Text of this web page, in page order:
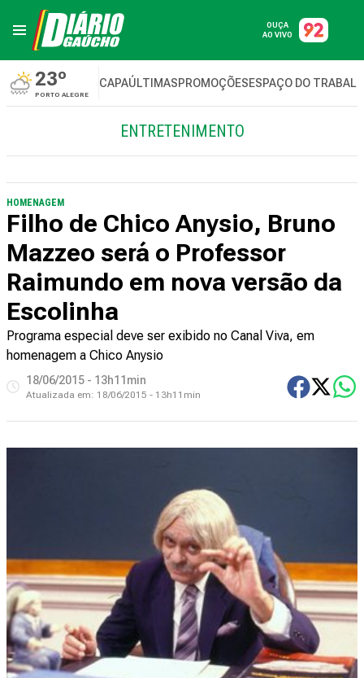
OUÇA
AO VIVO
23º
PORTO ALEGRE
CAPAÚLTIMASPROMOÇÕESESPAÇO DO
ENTRETENIMENTO
HOMENAGEM
Filho de Chico Anysio, Bruno
Mazzeo será o Professor
Raimundo em nova versão da
Escolinha
Programa especial deve ser exibido no Canal Viva, em
homenagem a Chico Anysio
18/06/2015 - 13h11min
Atualizada em: 18/06/2015 - 13h11min